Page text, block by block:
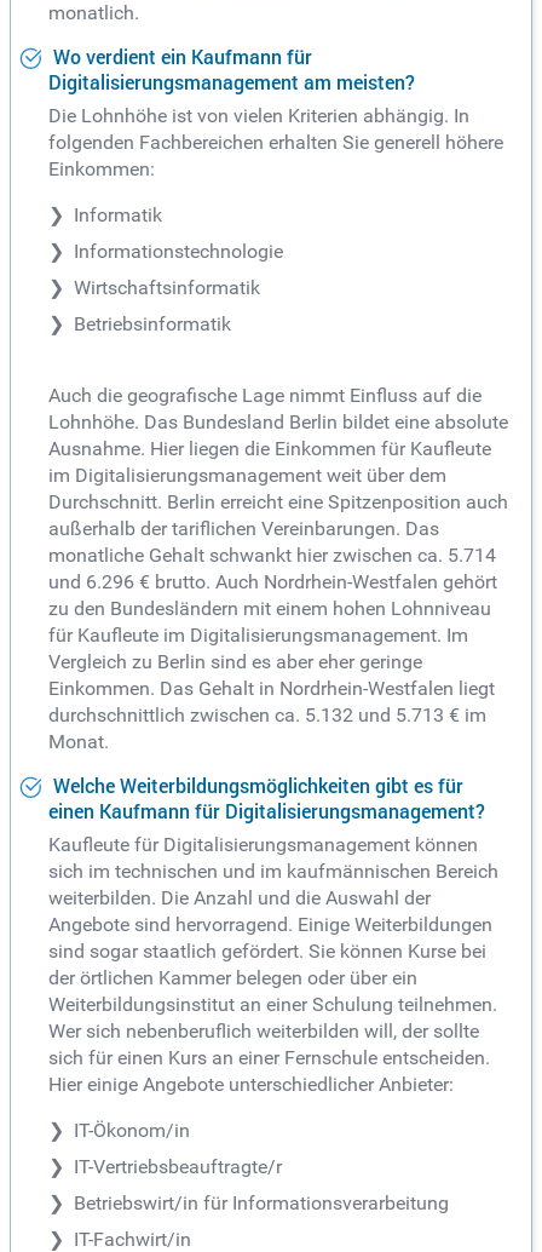
monatlich.
Wo verdient ein Kaufmann für
Digitalisierungsmanagement am meisten?
Die Lohnhöhe ist von vielen Kriterien abhängig. In
folgenden Fachbereichen erhalten Sie generell höhere
Einkommen:
Informatik
Informationstechnologie
Wirtschaftsinformatik
Betriebsinformatik
Auch die geografische Lage nimmt Einfluss auf die
Lohnhöhe. Das Bundesland Berlin bildet eine absolute
Ausnahme. Hier liegen die Einkommen für Kaufleute
im Digitalisierungsmanagement weit über dem
Durchschnitt. Berlin erreicht eine Spitzenposition auch
außerhalb der tariflichen Vereinbarungen. Das
monatliche Gehalt schwankt hier zwischen ca. 5.714
und 6.296 € brutto. Auch Nordrhein-Westfalen gehört
zu den Bundesländern mit einem hohen Lohnniveau
für Kaufleute im Digitalisierungsmanagement. Im
Vergleich zu Berlin sind es aber eher geringe
Einkommen. Das Gehalt in Nordrhein-Westfalen liegt
durchschnittlich zwischen ca. 5.132 und 5.713 € im
Monat.
Welche Weiterbildungsmöglichkeiten gibt es für
einen Kaufmann für Digitalisierungsmanagement?
Kaufleute für Digitalisierungsmanagement können
sich im technischen und im kaufmännischen Bereich
weiterbilden. Die Anzahl und die Auswahl der
Angebote sind hervorragend. Einige Weiterbildungen
sind sogar staatlich gefördert. Sie können Kurse bei
der örtlichen Kammer belegen oder über ein
Weiterbildungsinstitut an einer Schulung teilnehmen.
Wer sich nebenberuflich weiterbilden will, der sollte
sich für einen Kurs an einer Fernschule entscheiden.
Hier einige Angebote unterschiedlicher Anbieter:
IT-Ökonom/in
IT-Vertriebsbeauftragte/r
Betriebswirt/in für Informationsverarbeitung
IT-Fachwirt/in